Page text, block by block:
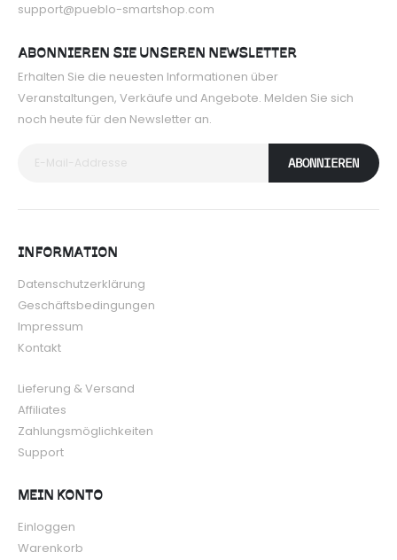
support@pueblo-smartshop.com
ABONNIEREN SIE UNSEREN NEWSLETTER
Erhalten Sie die neuesten Informationen über
Veranstaltungen, Verkäufe und Angebote. Melden Sie sich
noch heute für den Newsletter an.
ABONNIEREN
INFORMATION
Datenschutzerklärung
Geschäftsbedingungen
Impressum
Kontakt
Lieferung & Versand
Affiliates
Zahlungsmöglichkeiten
Support
MEIN KONTO
Einloggen
Warenkorb